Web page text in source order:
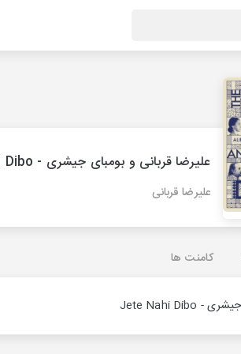
علیرضا قربانی و بومبای جیشری - Jete Nahi Dibo
علیرضا قربانی
کامنت ها